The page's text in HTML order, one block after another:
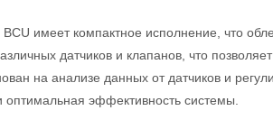
имеет компактное исполнение, что
датчиков и клапанов, что
на анализе данных от датчиков и
оптимальная эффективность системы.